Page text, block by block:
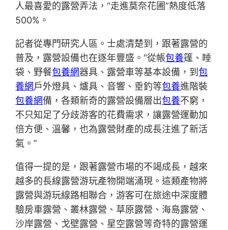
人最喜愛的露營弄法，“走進莫奈花圃”熱度低落
500%。
記者從專門研究人區。士處清楚到，跟著露營的
普及，露營設備也在逐年豐盛。“從帳包養篷、睡
袋、野餐包養網器具、露營車等基本設備，到包
養網戶外燈具、爐具、音響、垂釣等包養進階裝
包養網備，各類新奇的露營設備層出包養不窮，
不只知足了分歧游客的花費需求，讓露營運動加
倍方便、溫馨，也為露營財產的成長注進了新活
氣。”
值得一提的是，跟著露營市場的不竭成長，越來
越多的長線露營游玩產物開端涌現。這類產物將
露營與游玩線路相聯合，游客可在旅途中深度體
驗房車露營、叢林露營、草原露營、海島露營、
沙岸露營、戈壁露營、星空露營等奇特的露營運